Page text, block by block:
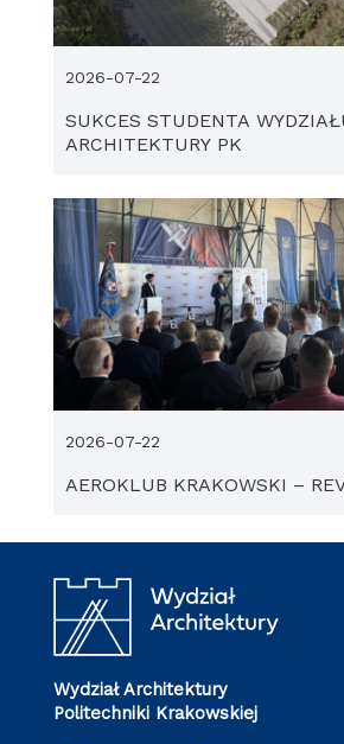
SUKCES STUDENTA
ARCHITEKTURY PK
2026-07-22
AEROKLUB KRAKOWSKI –
2026-07-22
Wydział Architektury
Politechniki Krakowskiej